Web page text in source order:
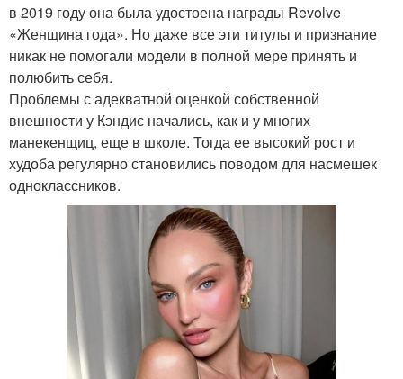
в 2019 году она была удостоена награды Revolve
«Женщина года». Но даже все эти титулы и признание
никак не помогали модели в полной мере принять и
полюбить себя.
Проблемы с адекватной оценкой собственной
внешности у Кэндис начались, как и у многих
манекенщиц, еще в школе. Тогда ее высокий рост и
худоба регулярно становились поводом для насмешек
одноклассников.